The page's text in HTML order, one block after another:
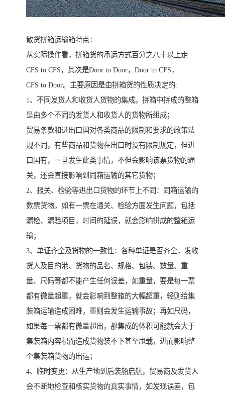
散货拼箱运输箱特点：
从实际操作看，拼箱货的承运方式百分之八十以上走
CFS to CFS，其次是Door to Door，Door to CFS，
CFS to Door。主要原因是由拼箱货的性质决定的:
1、不同发货人和收货人货物的集成。拼箱中拼成的整箱
是由多个不同的发货人和收货人的货物所组成；
贸易条款和进出口国对各类商品的限制和要求的政策法
规不同，有些商品和货物在出口时没有限制规定，但进
口国有，一旦发生此类事情，不但会影响该票货物的通
关，还会直接影响到同箱运输的其它货物；
2、报关、检验等进出口货物的环节上不同：同箱运输的
数票货物，如有一票在通关、检验方面发生问题，包括
漏检、漏验项目，时间的延误，就会影响拼成的整箱运
输；
3、单证齐全及货物的一致性：各种单证是否齐全，发收
货人及目的港、货物的品名、规格、包装、数量、重
量、尺码等都不能产生任何误差，如重量，要是每一票
都有微量超重，就会影响到整箱的大幅超重，轻则给集
装箱运输造成困难，重则会发生运输事故；再如尺码，
如果每一票都有微量超出，那集成的体积可能就会大于
集装箱内容积而造成货物装不下甚至甩载，进而影响整
个集装箱货物的出运；
4、临时变更：从生产地到后装船启航，贸易商及发货人
会不断地检查和核实货物的真实事情，如发现误差，包